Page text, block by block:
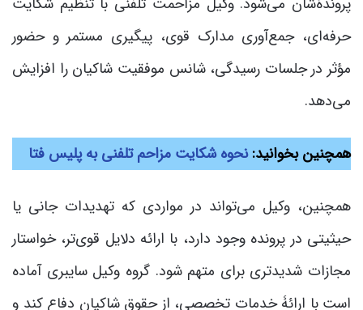
حرفه‌ای، جمع‌آوری مدارک قوی، پیگیری مستمر و حضور
مؤثر در جلسات رسیدگی، شانس موفقیت شاکیان را افزایش
می‌دهد.
همچنین بخوانید:نحوه شکایت مزاحم تلفنی به پلیس فتا
همچنین، وکیل می‌تواند در مواردی که تهدیدات جانی یا
حیثیتی در پرونده وجود دارد، با ارائه دلایل قوی‌تر، خواستار
مجازات شدیدتری برای متهم شود. گروه وکیل سایبری آماده
است با ارائۀ خدمات تخصصی، از حقوق شاکیان دفاع کند و